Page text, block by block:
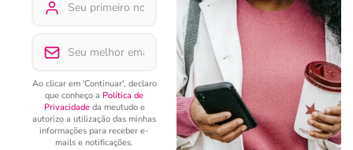
Ao clicar em 'Continuar', declaro
que conheço a Política de
Privacidadeda meutudo e
autorizo a utilização das minhas
informações para receber e-
mails e notificações.